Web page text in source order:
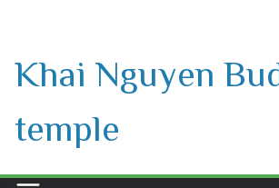
content
Khai Nguyen
temple